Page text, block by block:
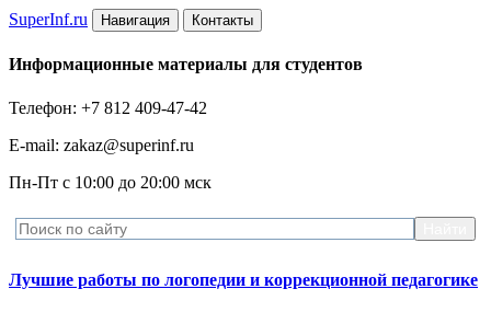
SuperInf.ru Навигация Контакты
Информационные материалы для студентов
Телефон: +7 812 409-47-42
E-mail: zakaz@superinf.ru
Пн-Пт с 10:00 до 20:00 мск
Лучшие работы по логопедии и коррекционной педагогике